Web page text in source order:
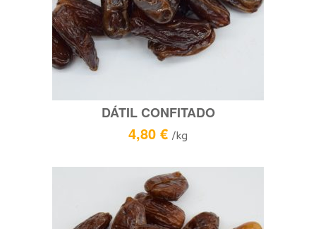
DÁTIL CONFITADO
4,80 € /kg